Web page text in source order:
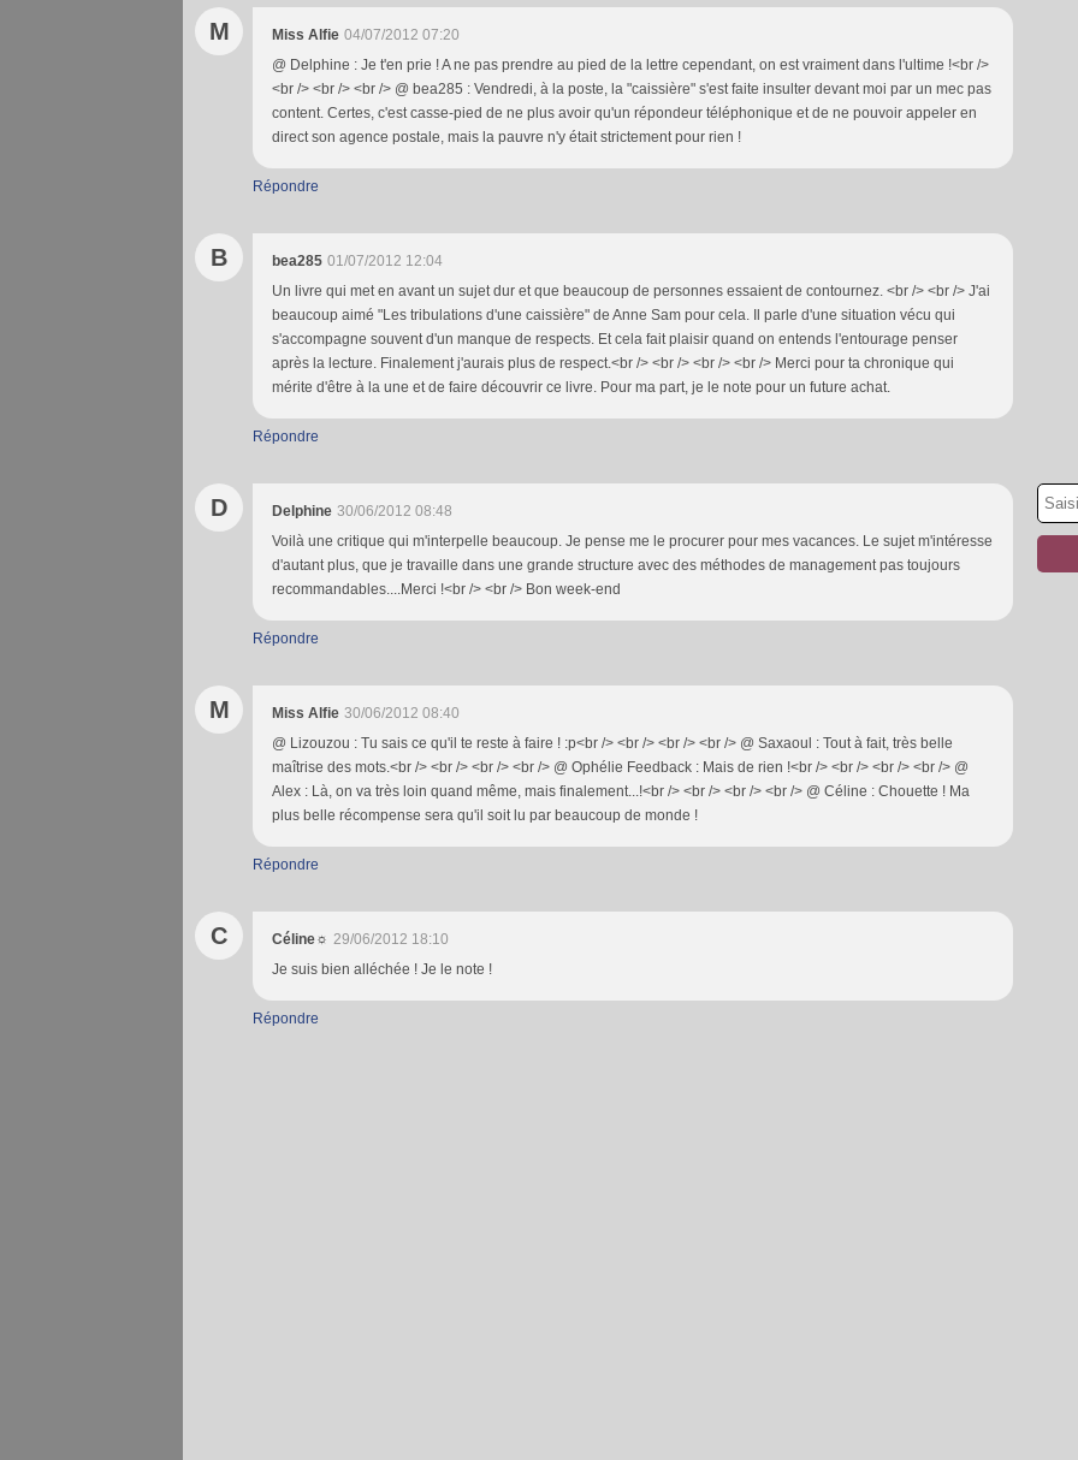
M Miss Alfie 04/07/2012 07:20
@ Delphine : Je t'en prie ! A ne pas prendre au pied de la lettre cependant, on est vraiment dans l'ultime !<br />
<br /> <br /> <br /> @ bea285 : Vendredi, à la poste, la "caissière" s'est faite insulter devant moi par un mec pas
content. Certes, c'est casse-pied de ne plus avoir qu'un répondeur téléphonique et de ne pouvoir appeler en
direct son agence postale, mais la pauvre n'y était strictement pour rien !
Répondre
B bea285 01/07/2012 12:04
Un livre qui met en avant un sujet dur et que beaucoup de personnes essaient de contournez. <br /> <br /> J'ai
beaucoup aimé "Les tribulations d'une caissière" de Anne Sam pour cela. Il parle d'une situation vécu qui
s'accompagne souvent d'un manque de respects. Et cela fait plaisir quand on entends l'entourage penser
après la lecture. Finalement j'aurais plus de respect.<br /> <br /> <br /> <br /> Merci pour ta chronique qui
mérite d'être à la une et de faire découvrir ce livre. Pour ma part, je le note pour un future achat.
Répondre
D Delphine 30/06/2012 08:48
Voilà une critique qui m'interpelle beaucoup. Je pense me le procurer pour mes vacances. Le sujet m'intéresse
d'autant plus, que je travaille dans une grande structure avec des méthodes de management pas toujours
recommandables....Merci !<br /> <br /> Bon week-end
Répondre
M Miss Alfie 30/06/2012 08:40
@ Lizouzou : Tu sais ce qu'il te reste à faire ! :p<br /> <br /> <br /> <br /> @ Saxaoul : Tout à fait, très belle
maîtrise des mots.<br /> <br /> <br /> <br /> @ Ophélie Feedback : Mais de rien !<br /> <br /> <br /> <br /> @
Alex : Là, on va très loin quand même, mais finalement...!<br /> <br /> <br /> <br /> @ Céline : Chouette ! Ma
plus belle récompense sera qu'il soit lu par beaucoup de monde !
Répondre
C Céline☼ 29/06/2012 18:10
Je suis bien alléchée ! Je le note !
Répondre